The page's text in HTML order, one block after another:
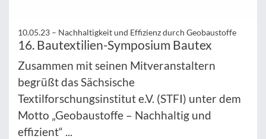
10.05.23 – Nachhaltigkeit und Effizienz durch Geobaustoffe
16. Bautextilien-Symposium Bautex
Zusammen mit seinen Mitveranstaltern
begrüßt das Sächsische
Textilforschungsinstitut e.V. (STFI) unter dem
Motto „Geobaustoffe – Nachhaltig und
effizient“ ...